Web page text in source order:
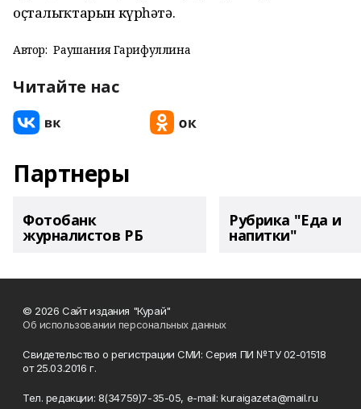
оҫталыҡтарын күрһәтә.
Автор: Раушания Гарифуллина
Читайте нас
Партнеры
Фотобанк
журналистов РБ
Рубрика "Еда и
напитки"
© 2026 Сайт издания "Курай"
Об использовании персональных данных
Свидетельство о регистрации СМИ: Серия ПИ №ТУ 02-01518
от 25.03.2016 г.
Тел. редакции: 8(34759)7-35-05, e-mail: kuraigazeta@mail.ru